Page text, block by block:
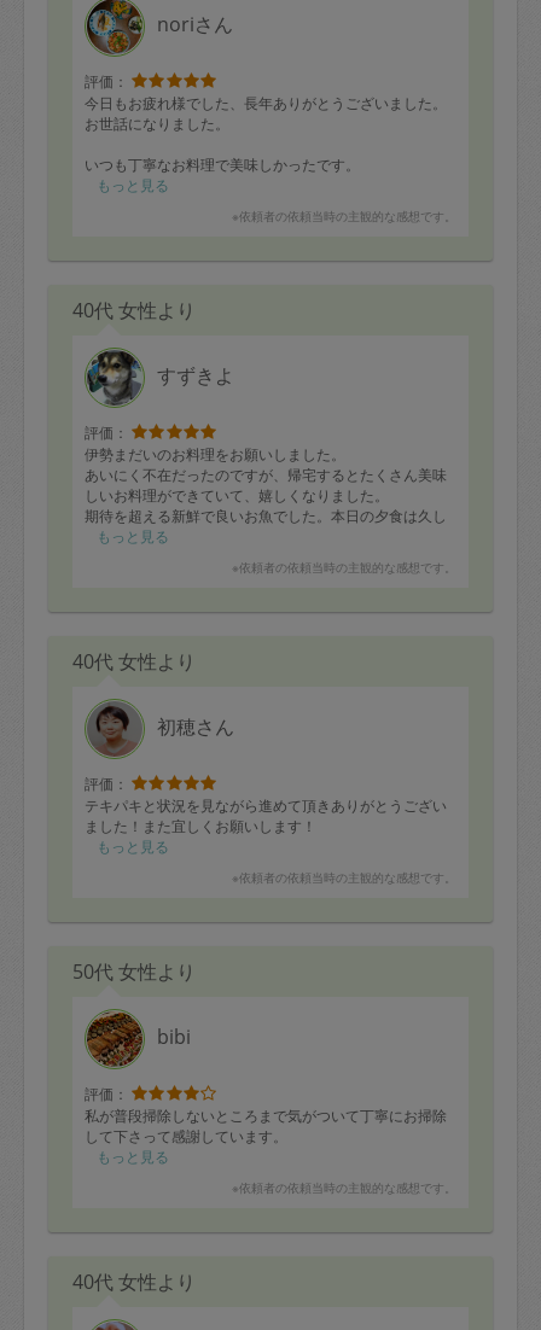
かぼちゃスープは子供たちに好評でペロリと完食でし
た。ありがとうございました！
noriさん
評価：
今日もお疲れ様でした、長年ありがとうございました。
お世話になりました。
いつも丁寧なお料理で美味しかったです。
もっと見る
※依頼者の依頼当時の主観的な感想です。
40代 女性より
すずきよ
評価：
伊勢まだいのお料理をお願いしました。
あいにく不在だったのですが、帰宅するとたくさん美味
しいお料理ができていて、嬉しくなりました。
期待を超える新鮮で良いお魚でした。本日の夕食は久し
ぶりに家族でゆっくりいただきます。
もっと見る
※依頼者の依頼当時の主観的な感想です。
40代 女性より
初穂さん
評価：
テキパキと状況を見ながら進めて頂きありがとうござい
ました！また宜しくお願いします！
もっと見る
※依頼者の依頼当時の主観的な感想です。
50代 女性より
bibi
評価：
私が普段掃除しないところまで気がついて丁寧にお掃除
して下さって感謝しています。
もっと見る
※依頼者の依頼当時の主観的な感想です。
40代 女性より